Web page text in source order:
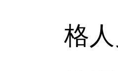
格